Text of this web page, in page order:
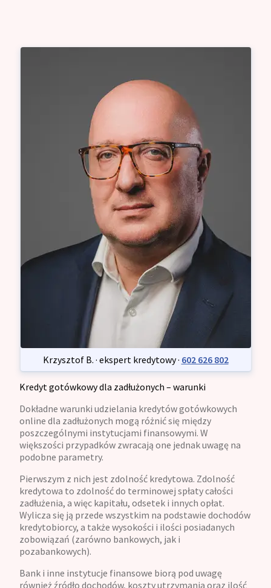
Krzysztof B. · ekspert kredytowy · 602 626 802
Kredyt gotówkowy dla zadłużonych – warunki
Dokładne warunki udzielania kredytów gotówkowych
online dla zadłużonych mogą różnić się między
poszczególnymi instytucjami finansowymi. W
większości przypadków zwracają one jednak uwagę na
podobne parametry.
Pierwszym z nich jest zdolność kredytowa. Zdolność
kredytowa to zdolność do terminowej spłaty całości
zadłużenia, a więc kapitału, odsetek i innych opłat.
Wylicza się ją przede wszystkim na podstawie dochodów
kredytobiorcy, a także wysokości i ilości posiadanych
zobowiązań (zarówno bankowych, jak i
pozabankowych).
Bank i inne instytucje finansowe biorą pod uwagę
również źródło dochodów, koszty utrzymania oraz ilość